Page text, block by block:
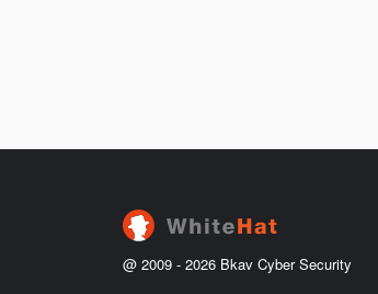
@ 2009 - 2026 Bkav Cyber Security